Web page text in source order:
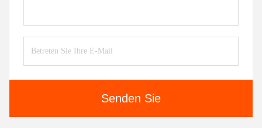
Senden Sie